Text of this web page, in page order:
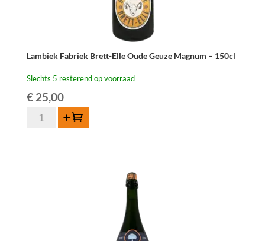
Lambiek Fabriek Brett-Elle Oude Geuze Magnum – 150cl
Slechts 5 resterend op voorraad
€25,00
Lambiek
Toevoegen